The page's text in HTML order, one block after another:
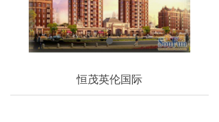
恒茂发展
人力资源
恒茂英伦国际